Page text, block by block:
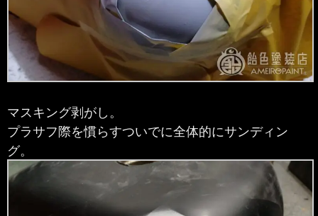
マスキング剥がし。
プラサフ際を慣らすついでに全体的にサンディン
グ。